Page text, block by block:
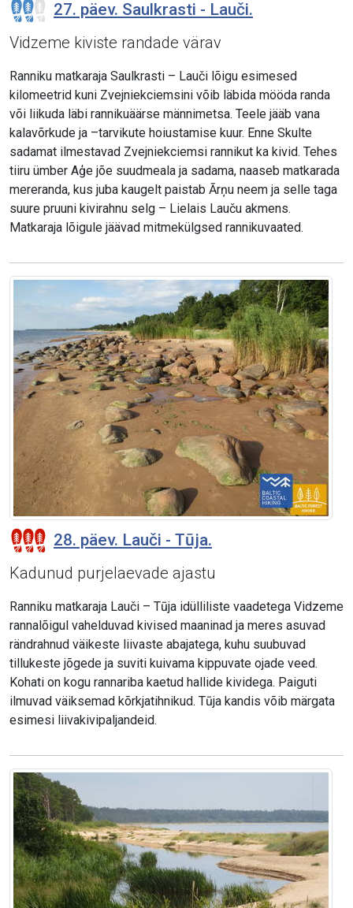
27. päev. Saulkrasti - Lauči.
Vidzeme kiviste randade värav
Ranniku matkaraja Saulkrasti – Lauči lõigu esimesed
kilomeetrid kuni Zvejniekciemsini võib läbida mööda randa
või liikuda läbi rannikuäärse männimetsa. Teele jääb vana
kalavõrkude ja –tarvikute hoiustamise kuur. Enne Skulte
sadamat ilmestavad Zvejniekciemsi rannikut ka kivid. Tehes
tiiru ümber Aģe jõe suudmeala ja sadama, naaseb matkarada
mereranda, kus juba kaugelt paistab Ārņu neem ja selle taga
suure pruuni kivirahnu selg – Lielais Lauču akmens.
Matkaraja lõigule jäävad mitmekülgsed rannikuvaated.
28. päev. Lauči - Tūja.
Kadunud purjelaevade ajastu
Ranniku matkaraja Lauči – Tūja idülliliste vaadetega Vidzeme
rannalõigul vahelduvad kivised maaninad ja meres asuvad
rändrahnud väikeste liivaste abajatega, kuhu suubuvad
tillukeste jõgede ja suviti kuivama kippuvate ojade veed.
Kohati on kogu rannariba kaetud hallide kividega. Paiguti
ilmuvad väiksemad kõrkjatihnikud. Tūja kandis võib märgata
esimesi liivakivipaljandeid.